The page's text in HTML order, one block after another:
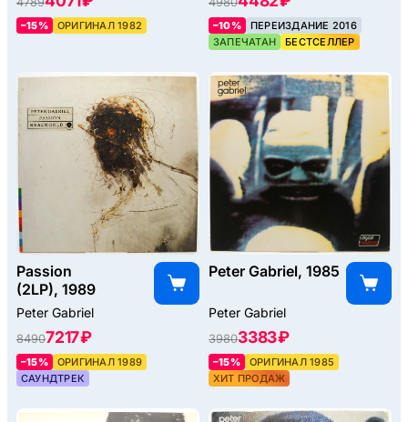
–15% ОРИГИНАЛ 1982 –10%
ПЕРЕИЗДАНИЕ 2016
ЗАПЕЧАТАН
БЕСТСЕЛЛЕР
Passion
(2LP), 1989
Peter Gabriel
84907217 ₽
–15%
ОРИГИНАЛ 1989
САУНДТРЕК
Peter Gabriel, 1985
Peter Gabriel
39803383 ₽
–15%
ОРИГИНАЛ 1985
ХИТ ПРОДАЖ